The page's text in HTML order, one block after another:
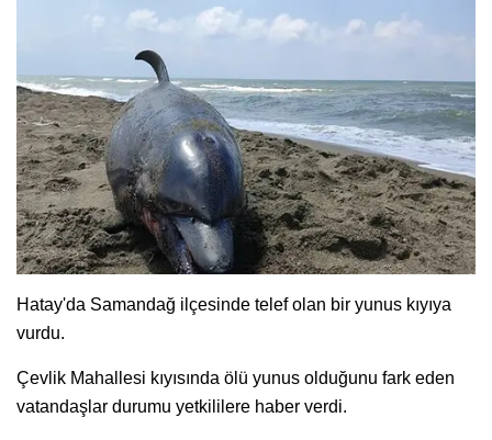
Hatay'da Samandağ ilçesinde telef olan bir yunus kıyıya
vurdu.
Çevlik Mahallesi kıyısında ölü yunus olduğunu fark eden
vatandaşlar durumu yetkililere haber verdi.